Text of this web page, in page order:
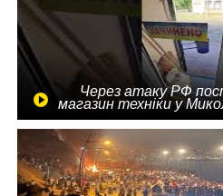
Через атаку РФ
магазин техніки у